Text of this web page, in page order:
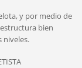
y por medio de
bien
niveles.